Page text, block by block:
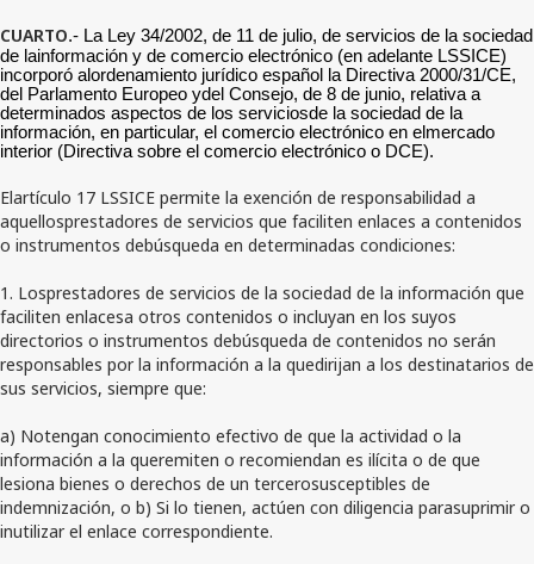
CUARTO.- La Ley 34/2002, de 11 de julio, de servicios de la sociedad
de lainformación y de comercio electrónico (en adelante LSSICE)
incorporó alordenamiento jurídico español la Directiva 2000/31/CE,
del Parlamento Europeo ydel Consejo, de 8 de junio, relativa a
determinados aspectos de los serviciosde la sociedad de la
información, en particular, el comercio electrónico en elmercado
interior (Directiva sobre el comercio electrónico o DCE).
Elartículo 17 LSSICE permite la exención de responsabilidad a
aquellosprestadores de servicios que faciliten enlaces a contenidos
o instrumentos debúsqueda en determinadas condiciones:
1. Losprestadores de servicios de la sociedad de la información que
faciliten enlacesa otros contenidos o incluyan en los suyos
directorios o instrumentos debúsqueda de contenidos no serán
responsables por la información a la quedirijan a los destinatarios de
sus servicios, siempre que:
a) Notengan conocimiento efectivo de que la actividad o la
información a la queremiten o recomiendan es ilícita o de que
lesiona bienes o derechos de un tercerosusceptibles de
indemnización, o b) Si lo tienen, actúen con diligencia parasuprimir o
inutilizar el enlace correspondiente.